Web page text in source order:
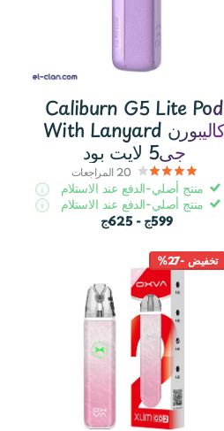
Caliburn G5 Lite Pod
With Lanyard كاليبورن
جى5 لايت بود
20 المراجعات
منتج أصلي-الدفع عند الاستلام
منتج أصلي-الدفع عند الاستلام
599ج - 625ج
تخفيض -27%